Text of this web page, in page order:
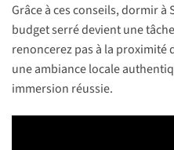
Grâce à ces conseils, dormir
budget serré devient une
renoncerez pas à la proximité
une ambiance locale
immersion réussie.